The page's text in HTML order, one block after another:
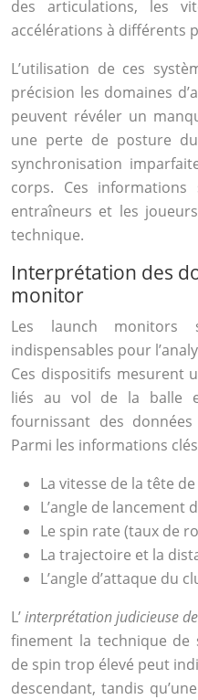
des articulations, les
accélérations à différents
L’utilisation de ces
précision les domaines
peuvent révéler un
une perte de posture
synchronisation
corps. Ces
entraîneurs et les
technique.
Interprétation des
monitor
Les launch monitors
indispensables pour
Ces dispositifs mesurent
liés au vol de la balle
fournissant des
Parmi les informations
La vitesse de la tête
L’angle de lancement
Le spin rate (taux de
La trajectoire et la
L’angle d’attaque du
L’interprétation judicieuse
finement la technique de
de spin trop élevé peut
descendant, tandis